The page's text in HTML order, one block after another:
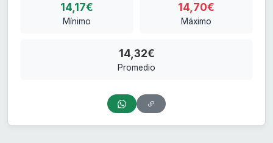
14,17€
Mínimo
14,70€
Máximo
14,32€
Promedio